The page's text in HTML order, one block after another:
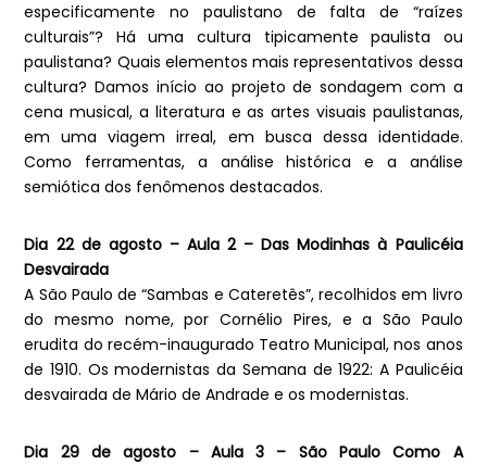
especificamente no paulistano de falta de “raízes
culturais”? Há uma cultura tipicamente paulista ou
paulistana? Quais elementos mais representativos dessa
cultura? Damos início ao projeto de sondagem com a
cena musical, a literatura e as artes visuais paulistanas,
em uma viagem irreal, em busca dessa identidade.
Como ferramentas, a análise histórica e a análise
semiótica dos fenômenos destacados.
Dia 22 de agosto – Aula 2 – Das Modinhas à Paulicéia
Desvairada
A São Paulo de “Sambas e Cateretês”, recolhidos em livro
do mesmo nome, por Cornélio Pires, e a São Paulo
erudita do recém-inaugurado Teatro Municipal, nos anos
de 1910. Os modernistas da Semana de 1922: A Paulicéia
desvairada de Mário de Andrade e os modernistas.
Dia 29 de agosto – Aula 3 – São Paulo Como A